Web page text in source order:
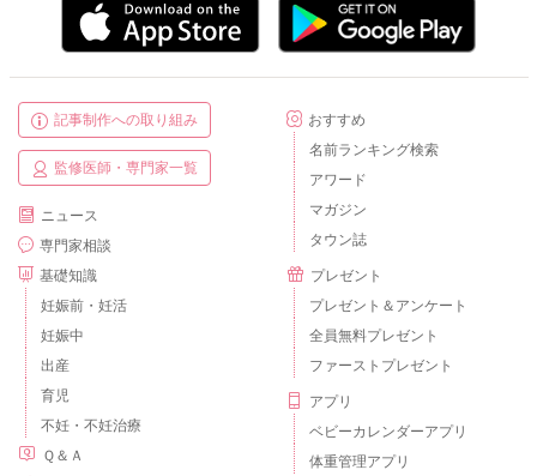
記事制作への取り組み
監修医師・専門家一覧
ニュース
専門家相談
基礎知識
妊娠前・妊活
妊娠中
出産
育児
不妊・不妊治療
Ｑ＆Ａ
おすすめ
名前ランキング検索
アワード
マガジン
タウン誌
プレゼント
プレゼント＆アンケート
全員無料プレゼント
ファーストプレゼント
アプリ
ベビーカレンダーアプリ
体重管理アプリ